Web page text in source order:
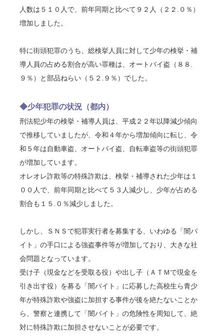
人数は５１０人で、前年同期と比べて９２人（２２.０％）
増加しました。
特に街頭犯罪のうち、総検挙人員に対して少年の検挙・補
導人員の占める割合が高い罪種は、オートバイ盗（８８.
９％）と部品ねらい（５２.９％）でした。
◆少年犯罪の状況（都内）
刑法犯少年の検挙・補導人員は、平成２２年以降減少傾向
で推移していましたが、令和４年から増加傾向に転じ、令
和５年は自動車盗、オートバイ盗、自転車盗等の街頭犯罪
が増加しています。
オレオレ詐欺等の特殊詐欺は、検挙・補導された少年は１
００人で、前年同期と比べて５３人減少し、少年が占める
割合も１５.０％減少しました。
しかし、ＳＮＳで犯罪実行者を募集する、いわゆる「闇バ
イト」の手口による強盗事件等が増加しており、大きな社
会問題となっています。
受け子（現金などを受取る役）や出し子（ＡＴＭで現金を
引き出す役）を募る「闇バイト」に応募した高校生ら青少
年が特殊詐欺や強盗に加担する事件が後を絶たないことか
ら、警察と連携して「闇バイト」の危険性を周知して、絶
対に特殊詐欺に加担させないことが必要です。